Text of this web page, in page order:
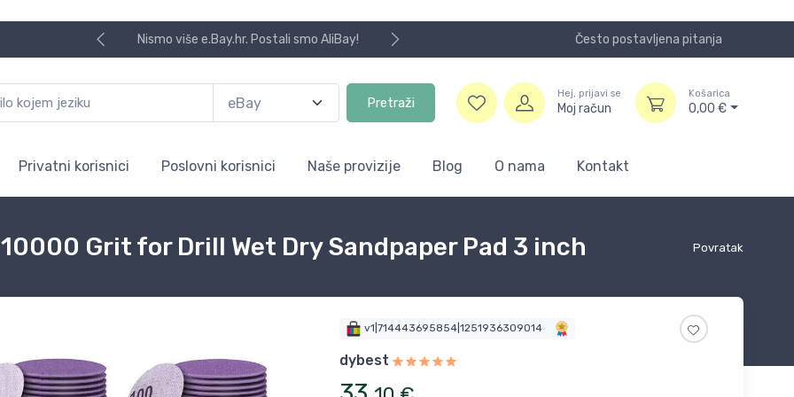
Nismo više e.Bay.hr. Postali smo AliBay! Često postavljena pitanja
Pretraži
Hej, prijavi se
Moj račun
Košarica
0,00 €
Privatni korisnici Poslovni korisnici Naše provizije Blog O nama Kontakt
Povratak
Grit for Drill Wet Dry Sandpaper Pad 3 inch
v1|714443695854|1251936309014
dybest